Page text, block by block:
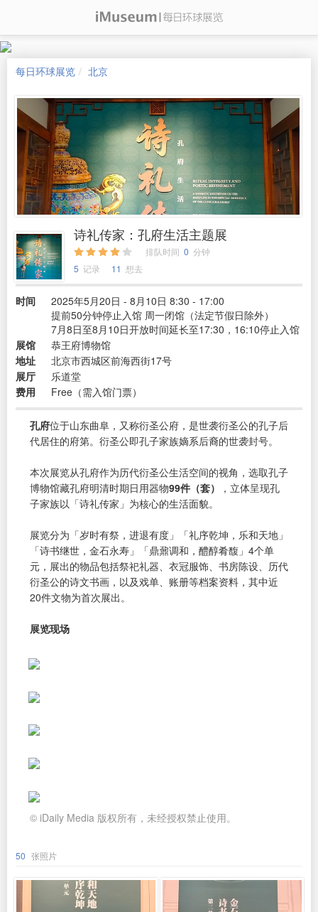
每日环球展览 北京
诗礼传家：孔府生活主题展
排队时间 0 分钟
5 记录 11 想去
时间
2025年5月20日 - 8月10日 8:30 - 17:00
提前50分钟停止入馆 周一闭馆（法定节假日除外）
7月8日至8月10日开放时间延长至17:30，16:10停止入馆
展馆
恭王府博物馆
地址
北京市西城区前海西街17号
展厅
乐道堂
费用
Free（需入馆门票）
孔府位于山东曲阜，又称衍圣公府，是世袭衍圣公的孔子后
代居住的府第。衍圣公即孔子家族嫡系后裔的世袭封号。
本次展览从孔府作为历代衍圣公生活空间的视角，选取孔子
博物馆藏孔府明清时期日用器物99件（套）
，立体呈现孔
子家族以「诗礼传家」为核心的生活面貌。
展览分为「岁时有祭，进退有度」「礼序乾坤，乐和天地」
「诗书继世，金石永寿」「鼎鼐调和，醴醇肴馥」4个单
元，展出的物品包括祭祀礼器、衣冠服饰、书房陈设、历代
衍圣公的诗文书画，以及戏单、账册等档案资料，其中近
20件文物为首次展出。
展览现场
© iDaily Media 版权所有，未经授权禁止使用。
50 张照片